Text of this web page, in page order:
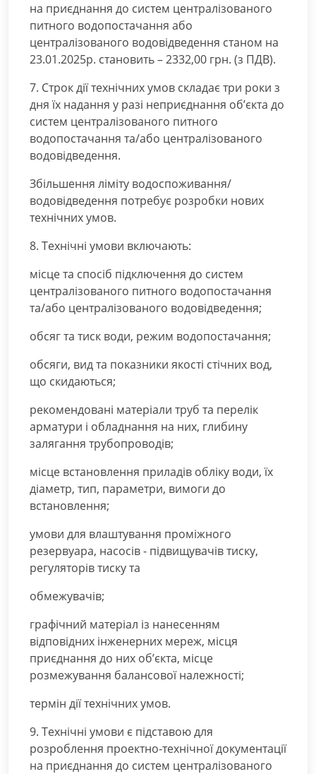
на приєднання до систем централізованого
питного водопостачання або
централізованого водовідведення станом на
23.01.2025р. становить – 2332,00 грн. (з ПДВ).
7. Строк дії технічних умов складає три роки з
дня їх надання у разі неприєднання об’єкта до
систем централізованого питного
водопостачання та/або централізованого
водовідведення.
Збільшення ліміту водоспоживання/
водовідведення потребує розробки нових
технічних умов.
8. Технічні умови включають:
місце та спосіб підключення до систем
централізованого питного водопостачання
та/або централізованого водовідведення;
обсяг та тиск води, режим водопостачання;
обсяги, вид та показники якості стічних вод,
що скидаються;
рекомендовані матеріали труб та перелік
арматури і обладнання на них, глибину
залягання трубопроводів;
місце встановлення приладів обліку води, їх
діаметр, тип, параметри, вимоги до
встановлення;
умови для влаштування проміжного
резервуара, насосів - підвищувачів тиску,
регуляторів тиску та
обмежувачів;
графічний матеріал із нанесенням
відповідних інженерних мереж, місця
приєднання до них об’єкта, місце
розмежування балансової належності;
термін дії технічних умов.
9. Технічні умови є підставою для
розроблення проектно-технічної документації
на приєднання до систем централізованого